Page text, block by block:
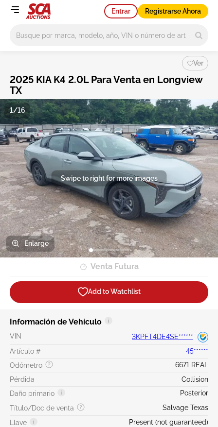
Entrar Registrarse Ahora
Ver
2025 KIA K4 2.0L Para Venta en Longview
TX
Swipe to right for more images
1/16
Enlarge
Venta Futura
Add to Watchlist
Información de Vehículo
VIN
3KPFT4DE4SE******
Artículo #
45******
Odómetro
6671 REAL
Pérdida
Collision
Daño primario
Posterior
Título/Doc de venta
Salvage Texas
Llave
Present (not guaranteed)